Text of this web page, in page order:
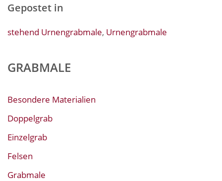
Gepostet in
stehend Urnengrabmale, Urnengrabmale
GRABMALE
Besondere Materialien
Doppelgrab
Einzelgrab
Felsen
Grabmale